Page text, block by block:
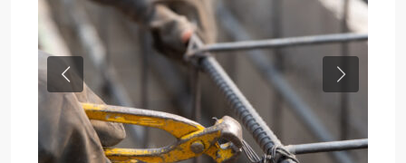
Previous Next